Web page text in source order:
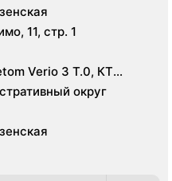
11, стр. 1
Verio 3 Т.0, КТ
округ